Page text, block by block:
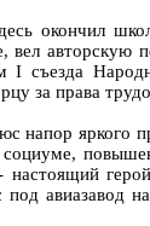
окончил
авторскую
I съезда
за права
напор яркого